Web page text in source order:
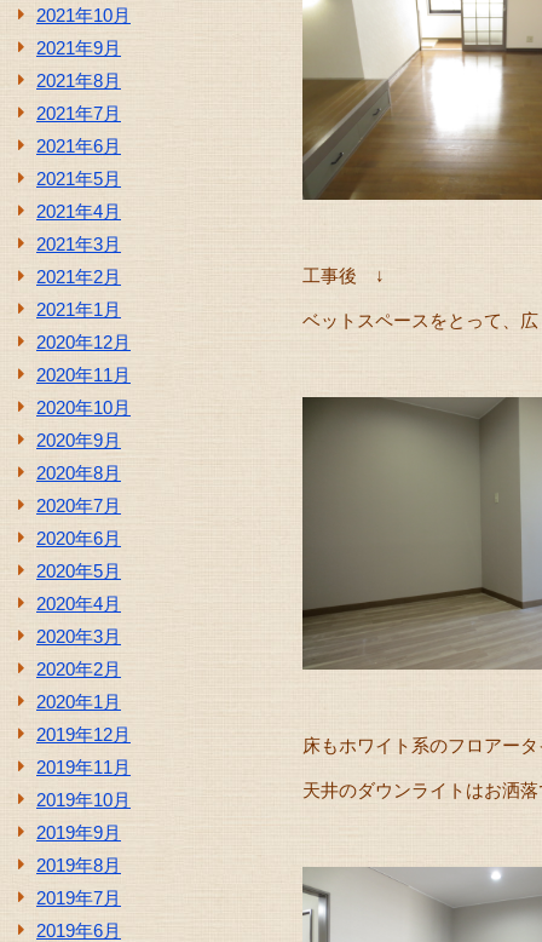
2021年10月
2021年9月
2021年8月
2021年7月
2021年6月
2021年5月
2021年4月
2021年3月
2021年2月
2021年1月
2020年12月
2020年11月
2020年10月
2020年9月
2020年8月
2020年7月
2020年6月
2020年5月
2020年4月
2020年3月
2020年2月
2020年1月
2019年12月
2019年11月
2019年10月
2019年9月
2019年8月
2019年7月
2019年6月
工事後 ↓
ベットスペースをとって、
床もホワイト系のフロアー
天井のダウンライトはお洒